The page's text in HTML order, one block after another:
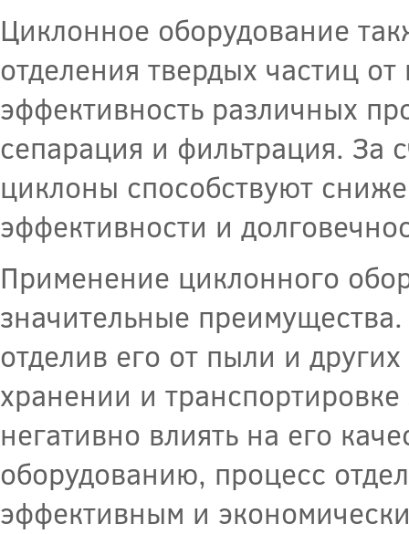
Циклонное оборудование
отделения твердых частиц
эффективность различных
сепарация и фильтрация. За
циклоны способствуют
эффективности и
Применение циклонного
значительные
отделив его от пыли и
хранении и
негативно влиять на его
оборудованию, процесс
эффективным и